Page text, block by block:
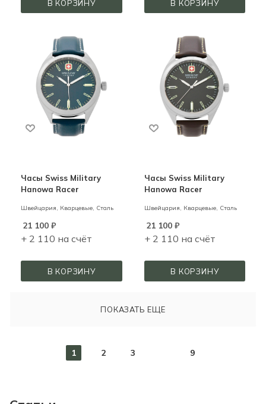
В КОРЗИНУ В КОРЗИНУ
Часы Swiss Military
Hanowa Racer
Швейцария, Кварцевые, Сталь
21 100 ₽
+ 2 110 на счёт
В КОРЗИНУ
Часы Swiss Military
Hanowa Racer
Швейцария, Кварцевые, Сталь
21 100₽
+ 2 110 на счёт
В КОРЗИНУ
ПОКАЗАТЬ ЕЩЕ
1 2 3 9